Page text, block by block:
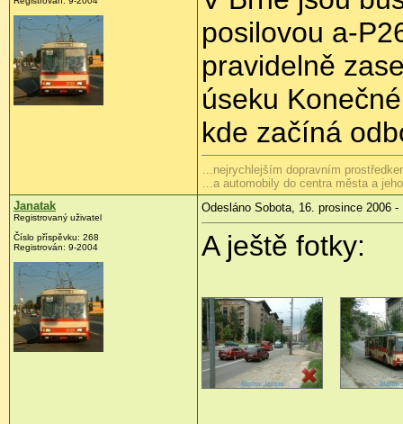
posilovou a-
pravidelně
úseku
kde začíná
...nejrychlejším dopravním
...a automobily do centra města a
Janatak
Registrovaný uživatel
Číslo příspěvku: 268
Registrován: 9-2004
Odesláno Sobota, 16. prosince 2006 -
A ještě fotky: